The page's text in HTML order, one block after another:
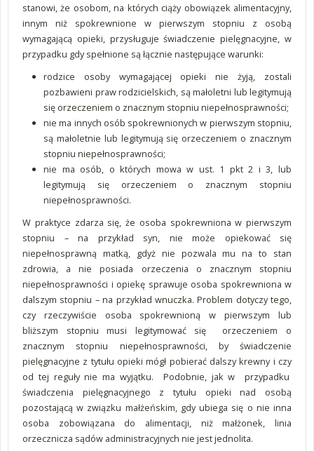
stanowi, że osobom, na których ciąży obowiązek alimentacyjny,
innym niż spokrewnione w pierwszym stopniu z osobą
wymagającą opieki, przysługuje świadczenie pielęgnacyjne, w
przypadku gdy spełnione są łącznie następujące warunki:
rodzice osoby wymagającej opieki nie żyją, zostali
pozbawieni praw rodzicielskich, są małoletni lub legitymują
się orzeczeniem o znacznym stopniu niepełnosprawności;
nie ma innych osób spokrewnionych w pierwszym stopniu,
są małoletnie lub legitymują się orzeczeniem o znacznym
stopniu niepełnosprawności;
nie ma osób, o których mowa w ust. 1 pkt 2 i 3, lub
legitymują się orzeczeniem o znacznym stopniu
niepełnosprawności.
W praktyce zdarza się, że osoba spokrewniona w pierwszym
stopniu – na przykład syn, nie może opiekować się
niepełnosprawną matką, gdyż nie pozwala mu na to stan
zdrowia, a nie posiada orzeczenia o znacznym stopniu
niepełnosprawności i opiekę sprawuje osoba spokrewniona w
dalszym stopniu – na przykład wnuczka. Problem dotyczy tego,
czy rzeczywiście osoba spokrewnioną w pierwszym lub
bliższym stopniu musi legitymować się orzeczeniem o
znacznym stopniu niepełnosprawności, by świadczenie
pielęgnacyjne z tytułu opieki mógł pobierać dalszy krewny i czy
od tej reguły nie ma wyjątku. Podobnie, jak w przypadku
świadczenia pielęgnacyjnego z tytułu opieki nad osobą
pozostającą w związku małżeńskim, gdy ubiega się o nie inna
osoba zobowiązana do alimentacji, niż małżonek, linia
orzecznicza sądów administracyjnych nie jest jednolita.